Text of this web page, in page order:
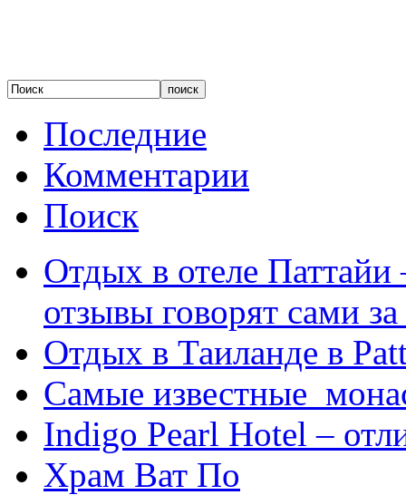
Последние
Комментарии
Поиск
Отдых в отеле
отзывы говорят сами за
Отдых в Таиланде в
Самые известные
Indigo Pearl Hotel –
Храм Ват По